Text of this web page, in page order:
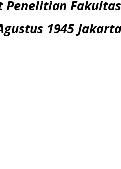
Penelitian
1945 Jakarta